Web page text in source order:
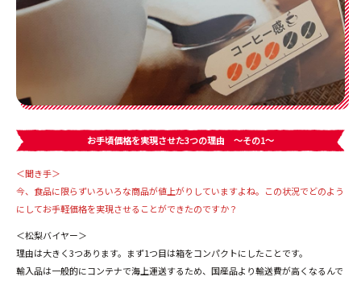
お手頃価格を実現させた3つの理由 〜その1～
＜聞き手＞
今、食品に限らずいろいろな商品が値上がりしていますよね。この状況でどのよう
にしてお手軽価格を実現させることができたのですか？
＜松梨バイヤー＞
理由は大きく3つあります。まず1つ目は箱をコンパクトにしたことです。
輸入品は一般的にコンテナで海上運送するため、国産品より輸送費が高くなるんで